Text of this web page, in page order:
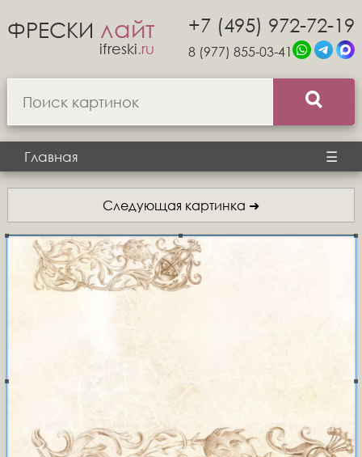
ФРЕСКИ лайт
ifreski.ru
+7 (495) 972-72-19
8 (977) 855-03-41
Главная ☰
Следующая картинка ➜